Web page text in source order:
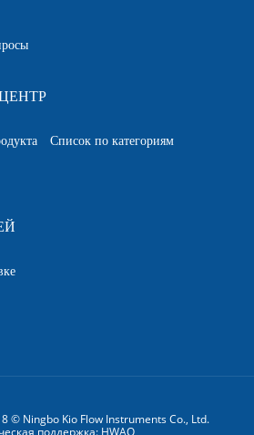
Список по категориям
© Ningbo Kio Flow Instruments Co., Ltd.